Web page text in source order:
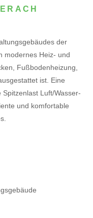
der
modernes Heiz- und
Fußbodenheizung,
ist. Eine
Luft/Wasser-
und komfortable